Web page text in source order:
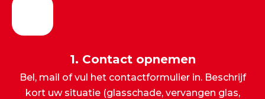
1. Contact opnemen
Bel, mail of vul het contactformulier in. Beschrijf
kort uw situatie (glasschade, vervangen glas,